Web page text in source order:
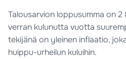
Talousarvion loppusumma on
verran kulunutta vuotta
tekijänä on yleinen inflaatio,
huippu-urheilun kuluihin.